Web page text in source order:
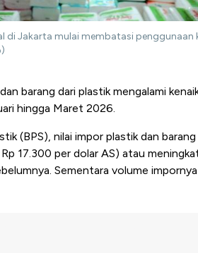
di Jakarta mulai membatasi penggunaan
barang dari plastik mengalami
hingga Maret 2026.
(BPS), nilai impor plastik dan
17.300 per dolar AS) atau
Sementara volume